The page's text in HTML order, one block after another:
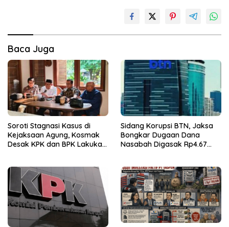
Baca Juga
Soroti Stagnasi Kasus di
Kejaksaan Agung, Kosmak
Desak KPK dan BPK Lakukan
Sidang Korupsi BTN, Jaksa
Bongkar Dugaan Dana
Nasabah Digasak Rp4.67